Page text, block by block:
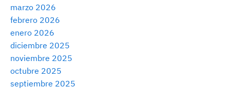
marzo 2026
febrero 2026
enero 2026
diciembre 2025
noviembre 2025
octubre 2025
septiembre 2025